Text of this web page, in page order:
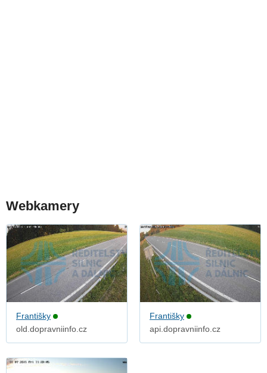
Webkamery
Františky
old.dopravniinfo.cz
Františky
api.dopravniinfo.cz